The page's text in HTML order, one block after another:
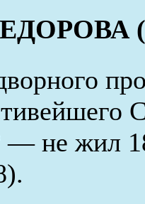
— не жил